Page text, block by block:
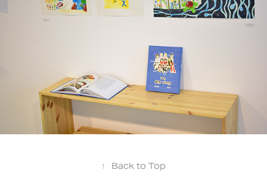
↑ Back to Top